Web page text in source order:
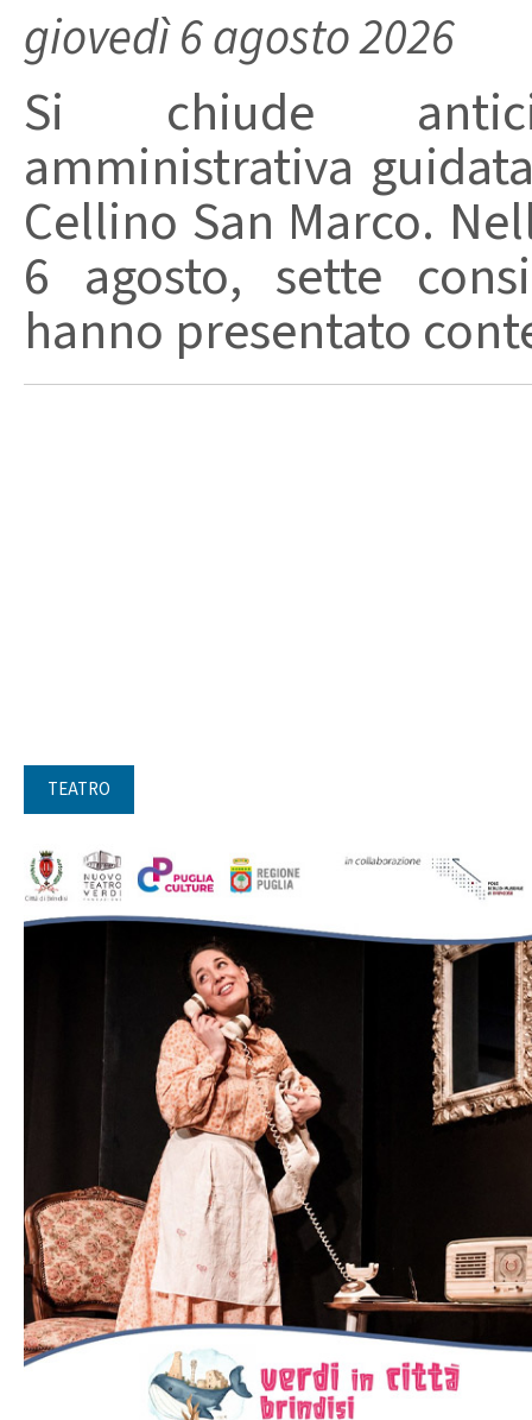
giovedì 6 agosto 2026
Si chiude
amministrativa
Cellino San Marco.
6 agosto, sette
hanno presentato
TEATRO